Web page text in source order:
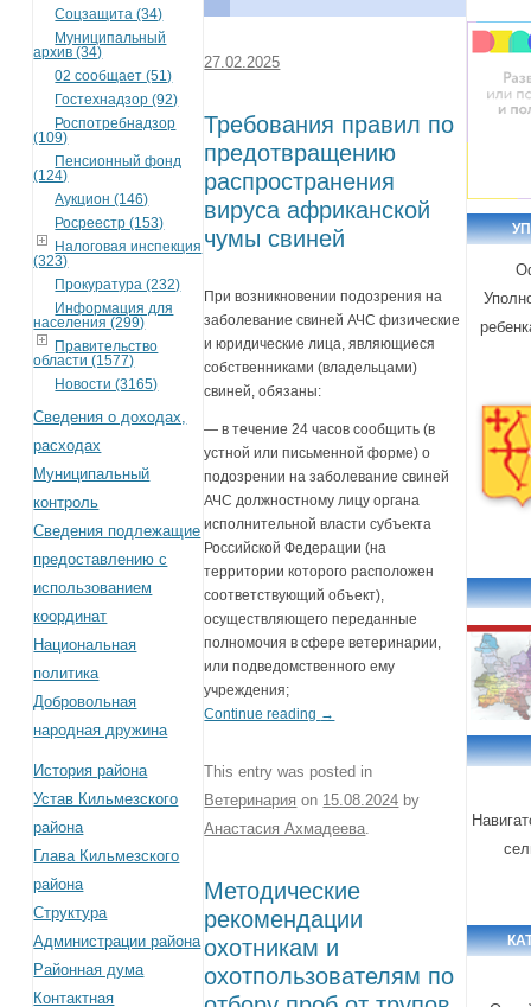
Соцзащита (34)
Муниципальный
архив (34)
02 сообщает (51)
Гостехнадзор (92)
Роспотребнадзор
(109)
Пенсионный фонд
(124)
Аукцион (146)
Росреестр (153)
Налоговая инспекция
(323)
Прокуратура (232)
Информация для
населения (299)
Правительство
области (1577)
Новости (3165)
Сведения о доходах,
расходах
Муниципальный
контроль
Сведения подлежащие
предоставлению с
использованием
координат
Национальная
политика
Добровольная
народная дружина
История района
Устав Кильмезского
района
Глава Кильмезского
района
Структура
Администрации района
Районная дума
Контактная
27.02.2025
Требования правил по
предотвращению
распространения
вируса африканской
чумы свиней
При возникновении подозрения на
заболевание свиней АЧС физические
и юридические лица, являющиеся
собственниками (владельцами)
свиней, обязаны:
— в течение 24 часов сообщить (в
устной или письменной форме) о
подозрении на заболевание свиней
АЧС должностному лицу органа
исполнительной власти субъекта
Российской Федерации (на
территории которого расположен
соответствующий объект),
осуществляющего переданные
полномочия в сфере ветеринарии,
или подведомственного ему
учреждения;
Continue reading →
This entry was posted in
Ветеринария on 15.08.2024 by
Анастасия Ахмадеева.
Методические
рекомендации
охотникам и
охотпользователям по